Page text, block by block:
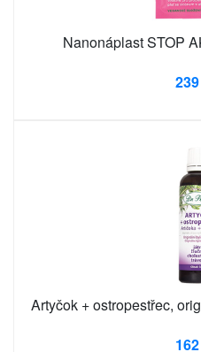
Nanonáplast STOP
Artyčok + ostropestřec,